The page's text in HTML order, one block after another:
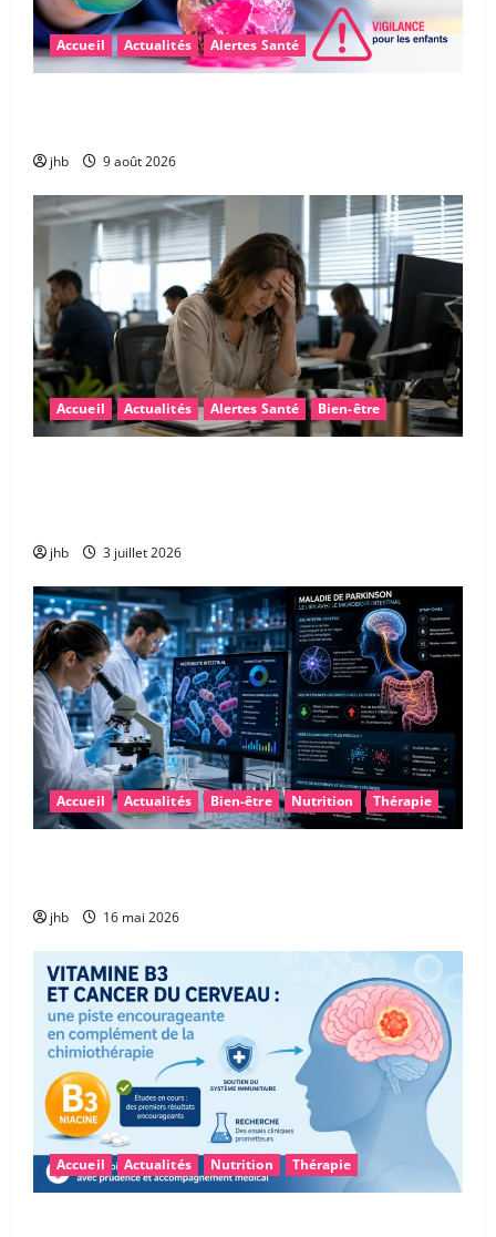
Accueil Actualités Alertes Santé
jhb 9 août 2026
Accueil Actualités Alertes Santé Bien-être
jhb 3 juillet 2026
Accueil Actualités Bien-être Nutrition Thérapie
jhb 16 mai 2026
Accueil Actualités Nutrition Thérapie